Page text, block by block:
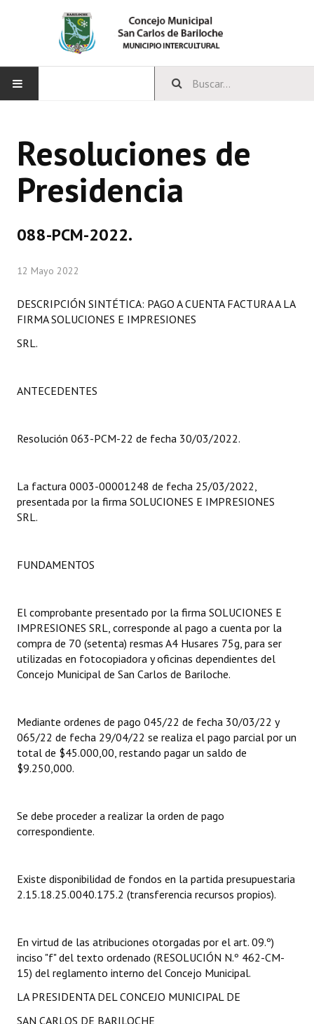
CONCEJO
Bloques Políticos
Comisiones Permanentes
Comisiones Especiales
Concejales Mandato Cumplido
Constitución Nacional
Digesto
DOCUMENTOS
Proyectos Presentados
Dictámenes Asesoría Letrada
Ejecución Presupuestaria
Actas de Audiencias Públicas
Comunicaciones
Resoluciones
INSTITUCIONAL
Resoluciones de
Presidencia
088-PCM-2022.
12 Mayo 2022
DESCRIPCIÓN SINTÉTICA: PAGO A CUENTA FACTURA A LA
FIRMA SOLUCIONES E IMPRESIONES
SRL.
ANTECEDENTES
Resolución 063-PCM-22 de fecha 30/03/2022.
La factura 0003-00001248 de fecha 25/03/2022,
presentada por la firma SOLUCIONES E IMPRESIONES
SRL.
FUNDAMENTOS
El comprobante presentado por la firma SOLUCIONES E
IMPRESIONES SRL, corresponde al pago a cuenta por la
compra de 70 (setenta) resmas A4 Husares 75g, para ser
utilizadas en fotocopiadora y oficinas dependientes del
Concejo Municipal de San Carlos de Bariloche.
Mediante ordenes de pago 045/22 de fecha 30/03/22 y
065/22 de fecha 29/04/22 se realiza el pago parcial por un
total de $45.000,00, restando pagar un saldo de
$9.250,000.
Se debe proceder a realizar la orden de pago
correspondiente.
Existe disponibilidad de fondos en la partida presupuestaria
2.15.18.25.0040.175.2 (transferencia recursos propios).
En virtud de las atribuciones otorgadas por el art. 09.º)
inciso "f" del texto ordenado (RESOLUCIÓN N.º 462-CM-
15) del reglamento interno del Concejo Municipal.
LA PRESIDENTA DEL CONCEJO MUNICIPAL DE
SAN CARLOS DE BARILOCHE